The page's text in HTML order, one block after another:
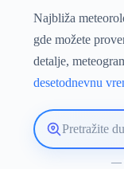
Najbliža
gde možete
detalje,
desetodnevnu
Pretražite
lokaciju
—